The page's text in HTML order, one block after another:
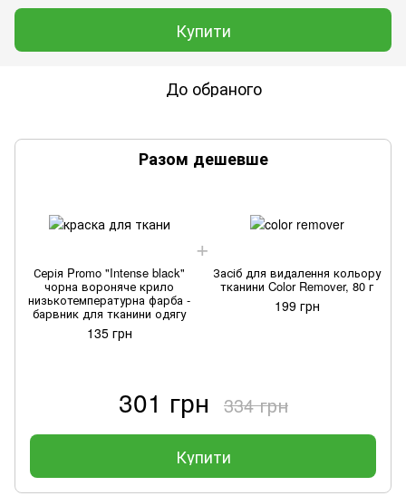
Купити
До обраного
Разом дешевше
Серія Promo "Intense black"
чорна вороняче крило
низькотемпературна фарба -
барвник для тканини одягу
135 грн
Засіб для видалення кольору
тканини Color Remover, 80 г
199 грн
301 грн 334 грн
Купити